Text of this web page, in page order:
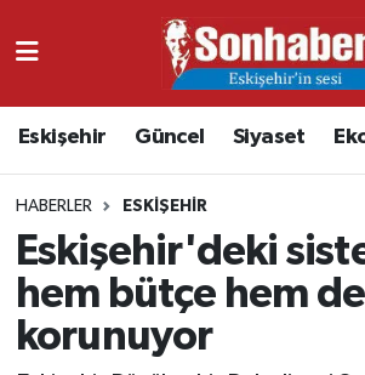
Eskişehir Güncel Siyaset
HABERLER ESKIŞEHIR
Eskişehir'deki
hem bütçe hem
korunuyor
Ekonomi
Güncel
Kültür & Sanat
Nöbetçi Eczaneler
Namaz Vakitleri
Trafik Durumu
Süper Lig Puan Durumu ve